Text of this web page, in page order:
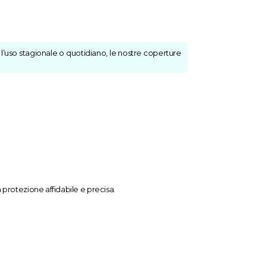
stagionale o quotidiano, le nostre coperture
affidabile e precisa.